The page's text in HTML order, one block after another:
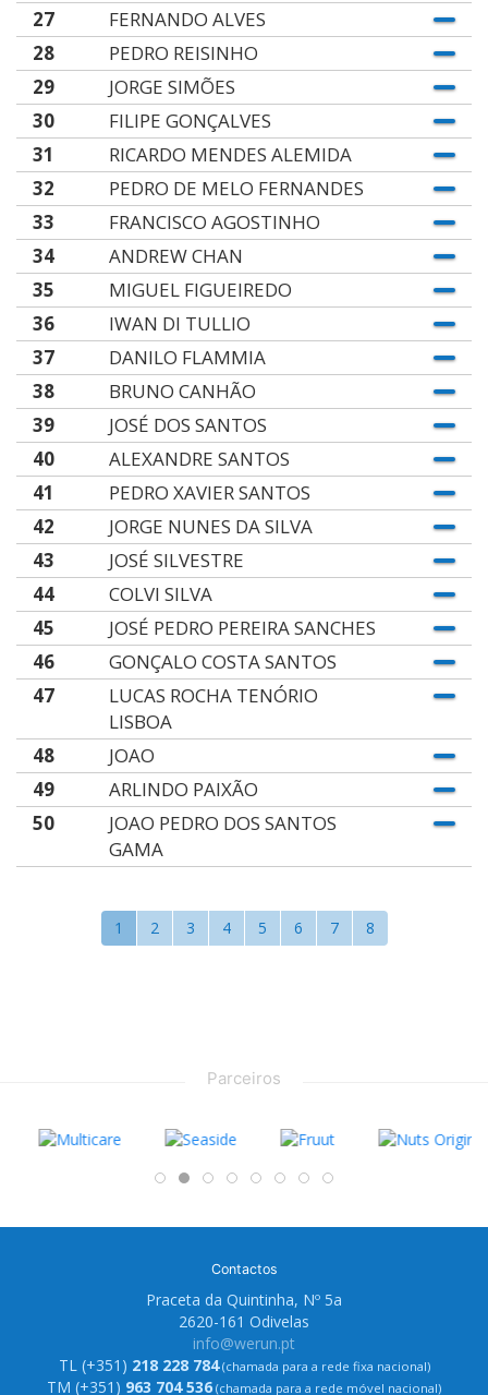
27
FERNANDO ALVES
28
PEDRO REISINHO
29
JORGE SIMÕES
30
FILIPE GONÇALVES
31
RICARDO MENDES ALEMIDA
32
PEDRO DE MELO FERNANDES
33
FRANCISCO AGOSTINHO
34
ANDREW CHAN
35
MIGUEL FIGUEIREDO
36
IWAN DI TULLIO
37
DANILO FLAMMIA
38
BRUNO CANHÃO
39
JOSÉ DOS SANTOS
40
ALEXANDRE SANTOS
41
PEDRO XAVIER SANTOS
42
JORGE NUNES DA SILVA
43
JOSÉ SILVESTRE
44
COLVI SILVA
45
JOSÉ PEDRO PEREIRA SANCHES
46
GONÇALO COSTA SANTOS
47
LUCAS ROCHA TENÓRIO
LISBOA
48
JOAO
49
ARLINDO PAIXÃO
50
JOAO PEDRO DOS SANTOS
GAMA
1 2 3 4 5 6 7 8
Parceiros
Contactos
Praceta da Quintinha, Nº 5a
2620-161 Odivelas
info@werun.pt
TL (+351) 218 228 784(chamada para a rede fixa nacional)
TM (+351) 963 704 536 (chamada para a rede móvel nacional)